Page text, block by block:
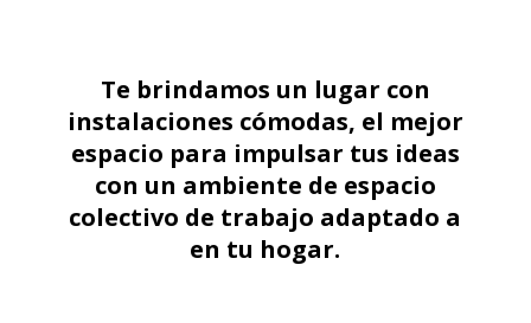
Te brindamos un lugar con
instalaciones cómodas, el mejor
espacio para impulsar tus ideas
con un ambiente de espacio
colectivo de trabajo adaptado a
en tu hogar.